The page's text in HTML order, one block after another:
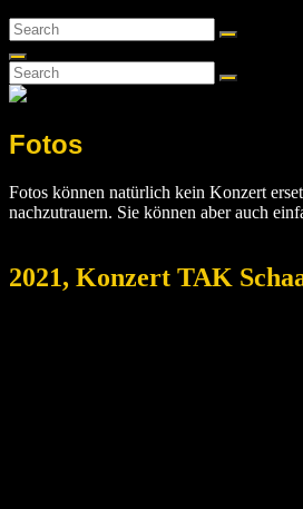
Search
for:
Search
Search
Search
for:
Search
Fotos
Fotos können natürlich kein Konzert
nachzutrauern. Sie können aber auch
2021, Konzert TAK